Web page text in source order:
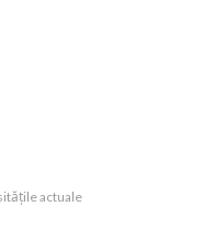
actuale